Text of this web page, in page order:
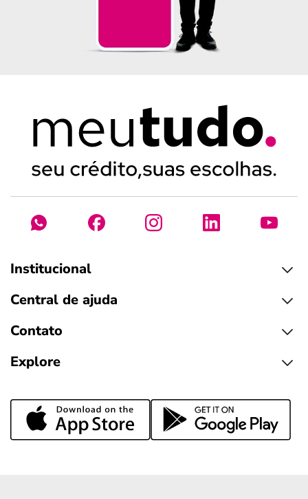
Institucional
Central de ajuda
Contato
Explore